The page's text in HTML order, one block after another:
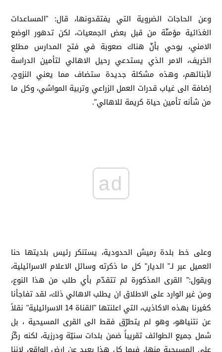
وعن الحاجات الضروية التي يفتقدونها، قال: "المساعدات
الغذائية مؤمنّة من قبل بعض الجمعيات، لكن تدهور الوضع
الامني، يوحي بأنّ هناك صعوبة في فتح المدارس مطلع
الخريف، الامر الذي يستدعي رحيل الاهالي لتأمين الدراسة
لأبنائهم، وهذه مشكلة جديدة ستضاف مما يعني النزوح،
إضافة الى غياب قدرات العمل الزراعي وتربية المواشي، وكل ما
من شأنه تأمين حياة كريمة للاهالي".
ad
وعلى خط بلدة رميش الحدودية، يستنكر رئيس بلديتها حنا
العميل عبر لـ" الديار" كل ما ذكرته وسائل الاعلام الاسرائيلية،
ويقول:" القرى المذكورة لم تتقدّم بأي طلب من هذا النوع،
ومن غير الوارد على الاطلاق ان يطلب الاهالي ذلك، لقد تفاجأنا
كغيرنا بهذه الاكاذيب، التي اعلنتها "القناة 14 الاسرائيلية" نقلاً
عن نتنياهو، وهو لم يتطرّق فقط الى القرى المسيحية ، بل
شمل جميع الطوائف تقريباً ضمن بلدات سنيّة ودرزية، لكنه ركّز